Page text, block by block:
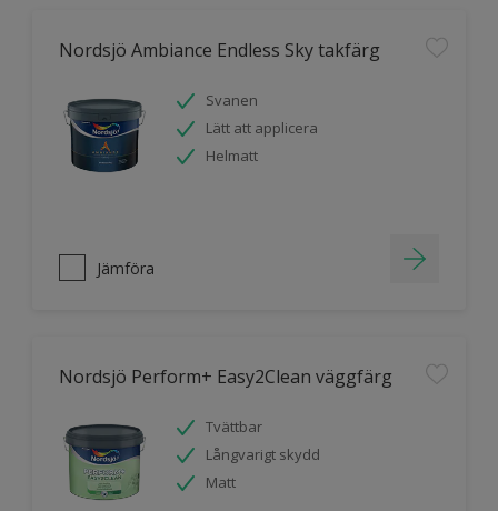
Nordsjö Ambiance Endless Sky takfärg
Svanen
Lätt att applicera
Helmatt
Jämföra
Nordsjö Perform+ Easy2Clean väggfärg
Tvättbar
Långvarigt skydd
Matt